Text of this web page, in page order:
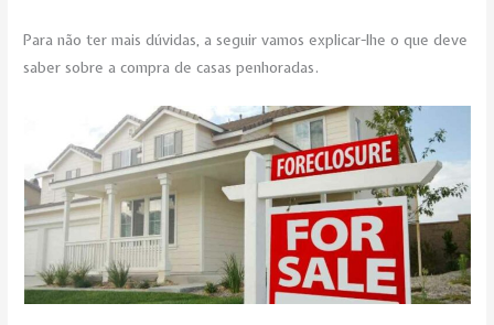
Para não ter mais dúvidas, a seguir vamos explicar-lhe o que deve
saber sobre a compra de casas penhoradas.